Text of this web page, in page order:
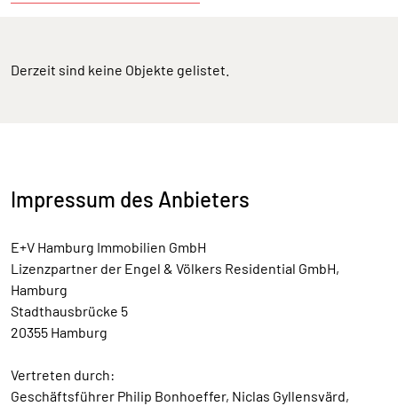
Derzeit sind keine Objekte gelistet.
Impressum des Anbieters
E+V Hamburg Immobilien GmbH
Lizenzpartner der Engel & Völkers Residential GmbH,
Hamburg
Stadthausbrücke 5
20355 Hamburg
Vertreten durch:
Geschäftsführer Philip Bonhoeffer, Niclas Gyllensvärd,